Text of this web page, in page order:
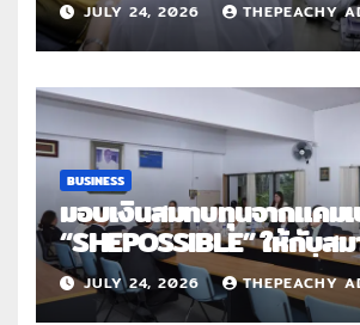
สานต่อการให้ไม่สิ้นสุด”
JULY 24, 2026 THEPEACHY
BUSINESS
มอบเงินสมทบทุนจากแคม
“SHEPOSSIBLE” ให้กับส
เสริมสถานภาพสตรีฯ เนื่อ
สากล 2569
JULY 24, 2026 THEPEACHY